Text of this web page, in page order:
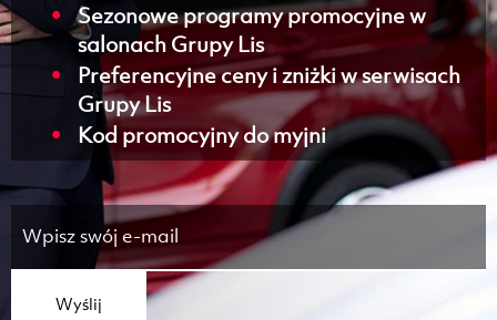
Sezonowe programy promocyjne w
salonach Grupy Lis
Preferencyjne ceny i zniżki w serwisach
Grupy Lis
Kod promocyjny do myjni
Wyślij